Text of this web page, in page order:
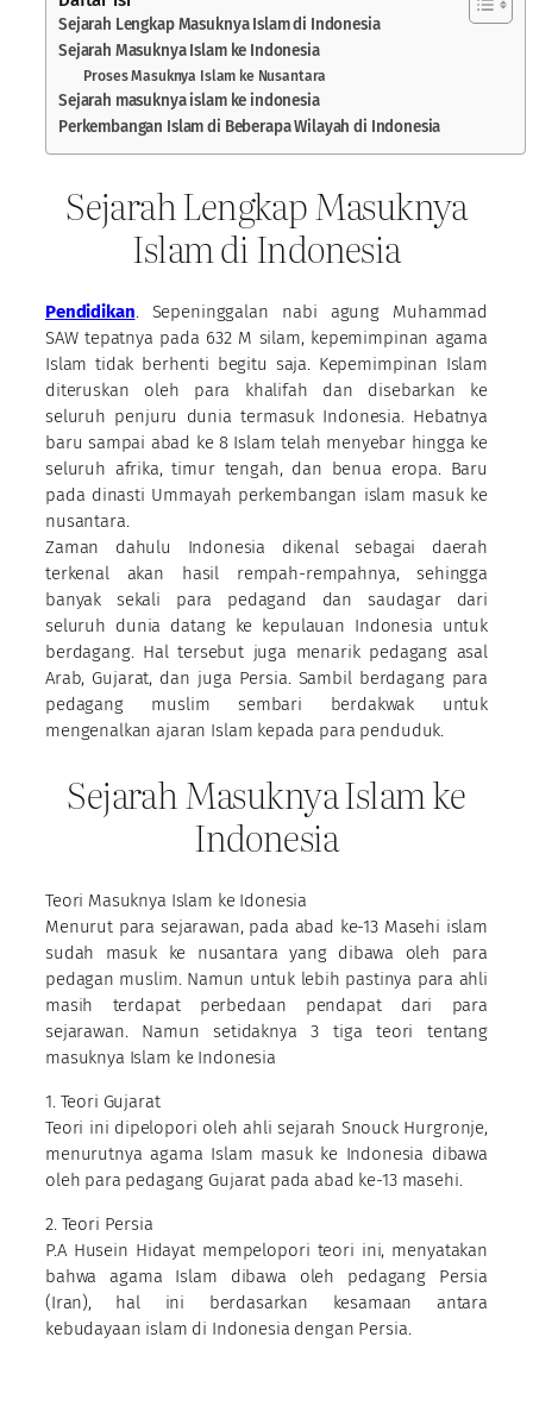
Sejarah Lengkap Masuknya Islam di Indonesia
Sejarah Masuknya Islam ke Indonesia
Proses Masuknya Islam ke Nusantara
Sejarah masuknya islam ke indonesia
Perkembangan Islam di Beberapa Wilayah di Indonesia
Sejarah Lengkap Masuknya
Islam di Indonesia
Pendidikan. Sepeninggalan nabi agung Muhammad
SAW tepatnya pada 632 M silam, kepemimpinan agama
Islam tidak berhenti begitu saja. Kepemimpinan Islam
diteruskan oleh para khalifah dan disebarkan ke
seluruh penjuru dunia termasuk Indonesia. Hebatnya
baru sampai abad ke 8 Islam telah menyebar hingga ke
seluruh afrika, timur tengah, dan benua eropa. Baru
pada dinasti Ummayah perkembangan islam masuk ke
nusantara.
Zaman dahulu Indonesia dikenal sebagai daerah
terkenal akan hasil rempah-rempahnya, sehingga
banyak sekali para pedagand dan saudagar dari
seluruh dunia datang ke kepulauan Indonesia untuk
berdagang. Hal tersebut juga menarik pedagang asal
Arab, Gujarat, dan juga Persia. Sambil berdagang para
pedagang muslim sembari berdakwak untuk
mengenalkan ajaran Islam kepada para penduduk.
Sejarah Masuknya Islam ke
Indonesia
Teori Masuknya Islam ke Idonesia
Menurut para sejarawan, pada abad ke-13 Masehi islam
sudah masuk ke nusantara yang dibawa oleh para
pedagan muslim. Namun untuk lebih pastinya para ahli
masih terdapat perbedaan pendapat dari para
sejarawan. Namun setidaknya 3 tiga teori tentang
masuknya Islam ke Indonesia
1. Teori Gujarat
Teori ini dipelopori oleh ahli sejarah Snouck Hurgronje,
menurutnya agama Islam masuk ke Indonesia dibawa
oleh para pedagang Gujarat pada abad ke-13 masehi.
2. Teori Persia
P.A Husein Hidayat mempelopori teori ini, menyatakan
bahwa agama Islam dibawa oleh pedagang Persia
(Iran), hal ini berdasarkan kesamaan antara
kebudayaan islam di Indonesia dengan Persia.